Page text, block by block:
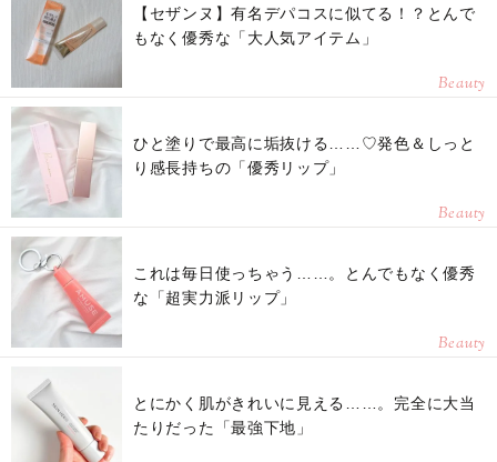
【セザンヌ】有名デパコスに似てる！？とんで
もなく優秀な「大人気アイテム」
Beauty
ひと塗りで最高に垢抜ける……♡発色＆しっと
り感長持ちの「優秀リップ」
Beauty
これは毎日使っちゃう……。とんでもなく優秀
な「超実力派リップ」
Beauty
とにかく肌がきれいに見える……。完全に大当
たりだった「最強下地」